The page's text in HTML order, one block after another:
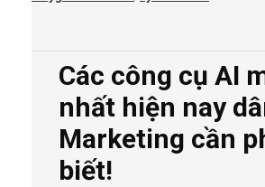
Các công cụ AI
nhất hiện nay
Marketing cần
biết!